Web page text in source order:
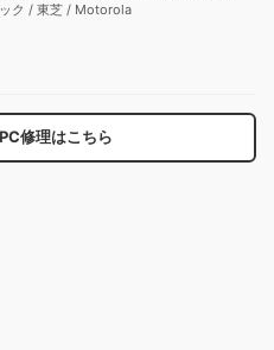
ク / 東芝 / Motorola
修理はこちら